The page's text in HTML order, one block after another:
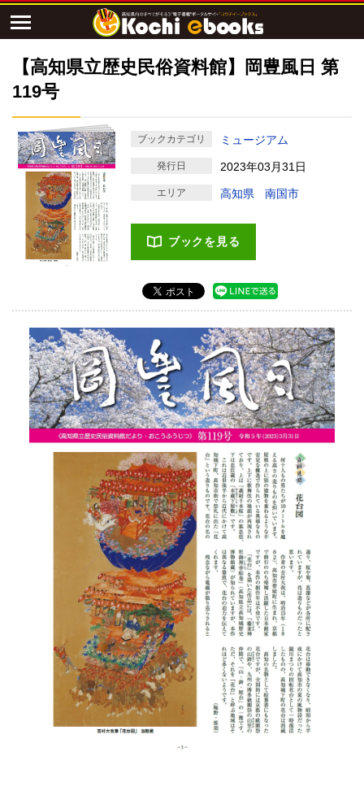
【高知県立歴史民俗資料館】岡豊風日 第
119号
ブックカテゴリ ミュージアム
発行日 2023年03月31日
エリア 高知県 南国市
ブックを見る